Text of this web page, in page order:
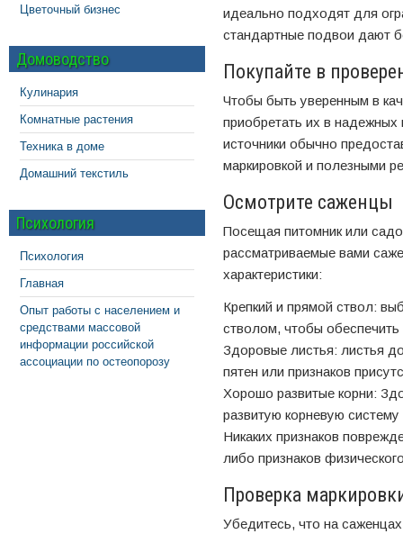
идеально подходят для
стандартные подвои дают
Покупайте в
Чтобы быть уверенным в
приобретать их в
источники обычно
маркировкой и полезными
Осмотрите саженцы
Посещая питомник или
рассматриваемые вами
характеристики:
Крепкий и прямой ствол:
стволом, чтобы
Здоровые листья: листья
пятен или признаков
Хорошо развитые корни:
развитую корневую
Никаких признаков
либо признаков
Проверка
Убедитесь, что на
Цветочный бизнес
Домоводство
Кулинария
Комнатные растения
Техника в доме
Домашний текстиль
Психология
Психология
Главная
Опыт работы с населением и
средствами массовой
информации российской
ассоциации по остеопорозу